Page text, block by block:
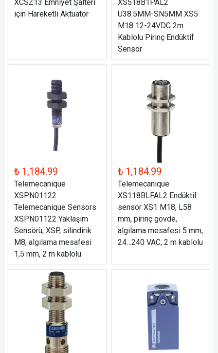
XCSZ13 Emniyet Şalteri
için Hareketli Aktüatör
XS518B1PAL2
U38.5MM-SN5MM XS5
M18 12-24VDC 2m
Kablolu Pirinç Endüktif
Sensör
₺ 1,184.99
Telemecanique
XSPN01122
Telemecanique Sensors
XSPN01122 Yaklaşım
Sensörü, XSP, silindirik
M8, algılama mesafesi
1,5 mm, 2 m kablolu
₺ 1,184.99
Telemecanique
XS118BLFAL2 Endüktif
sensör XS1 M18, L58
mm, pirinç gövde,
algılama mesafesi 5 mm,
24…240 VAC, 2 m kablolu